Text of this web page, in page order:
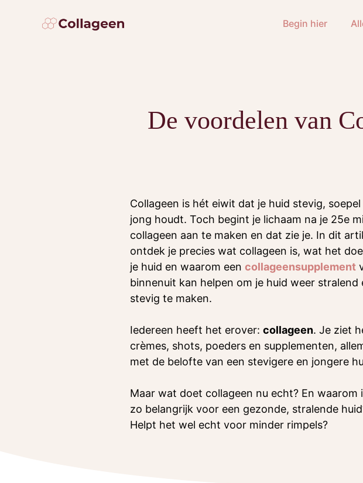
Begin hier
De voordelen van
Collageen is hét eiwit dat je huid stevig, soepel
jong houdt. Toch begint je lichaam na je 25e
collageen aan te maken en dat zie je. In dit
ontdek je precies wat collageen is, wat het
je huid en waarom een collageensupplement
binnenuit kan helpen om je huid weer stralend
stevig te maken.
Iedereen heeft het erover: collageen. Je ziet
crèmes, shots, poeders en supplementen,
met de belofte van een stevigere en jongere
Maar wat doet collageen nu echt? En waarom
zo belangrijk voor een gezonde, stralende
Helpt het wel echt voor minder rimpels?